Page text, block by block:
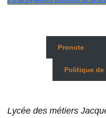
Pronote
Politique
Lycée des métiers